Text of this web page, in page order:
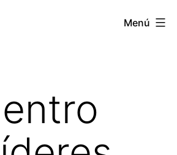
Menú